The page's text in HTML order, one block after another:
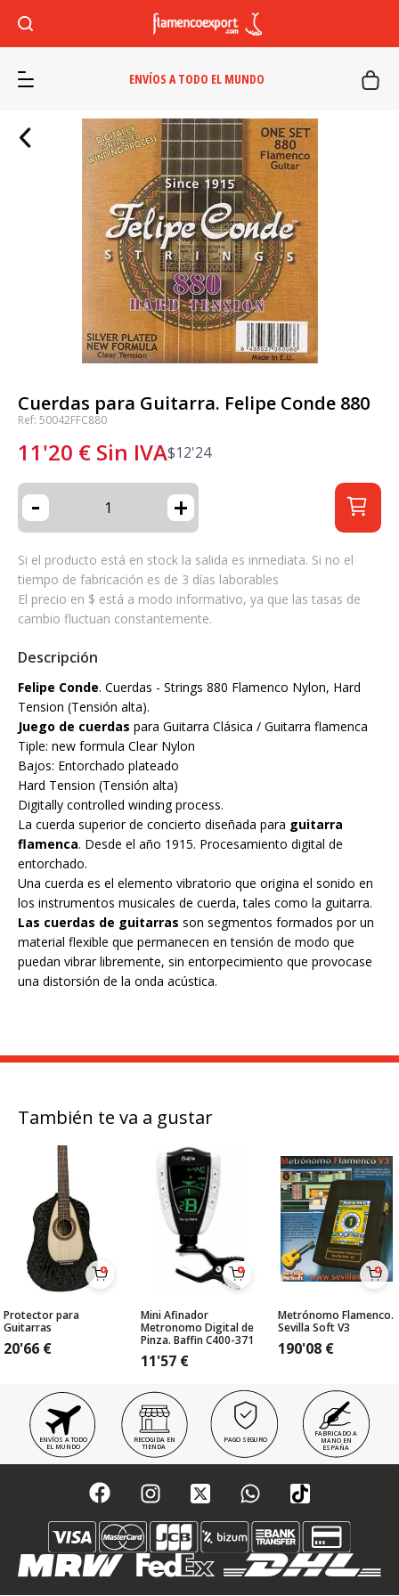
ENVÍOS A TODO EL MUNDO
Cuerdas para Guitarra. Felipe Conde 880
Ref: 50042FFC880
11'20 € Sin IVA$12'24
- +
Si el producto está en stock la salida es inmediata. Si no el
tiempo de fabricación es de 3 días laborables
El precio en $ está a modo informativo, ya que las tasas de
cambio fluctuan constantemente.
Descripción
Felipe Conde. Cuerdas - Strings 880 Flamenco Nylon, Hard
Tension (Tensión alta).
Juego de cuerdas para Guitarra Clásica / Guitarra flamenca
Tiple: new formula Clear Nylon
Bajos: Entorchado plateado
Hard Tension (Tensión alta)
Digitally controlled winding process.
La cuerda superior de concierto diseñada para guitarra
flamenca. Desde el año 1915. Procesamiento digital de
entorchado.
Una cuerda es el elemento vibratorio que origina el sonido en
los instrumentos musicales de cuerda, tales como la guitarra.
Las cuerdas de guitarras son segmentos formados por un
material flexible que permanecen en tensión de modo que
puedan vibrar libremente, sin entorpecimiento que provocase
una distorsión de la onda acústica.
También te va a gustar
Protector para
Guitarras
20'66 €
Mini Afinador
Metronomo Digital de
Pinza. Baffin C400-371
11'57 €
Metrónomo Flamenco.
Sevilla Soft V3
190'08 €
ENVÍOS A TODO
EL MUNDO
RECOGIDA EN
TIENDA
PAGO SEGURO
FABRICADO A
MANO EN
ESPAÑA